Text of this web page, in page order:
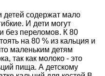
детей содержат мало
И дети могут
без переломов. К 80
на 80 % из кальция и
маленьким детям
так как молоко - это
пища. А детскому